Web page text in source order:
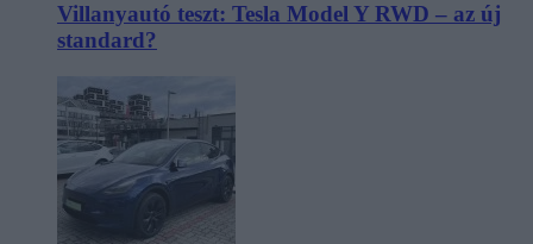
Villanyautó teszt: Tesla Model Y RWD – az új
standard?